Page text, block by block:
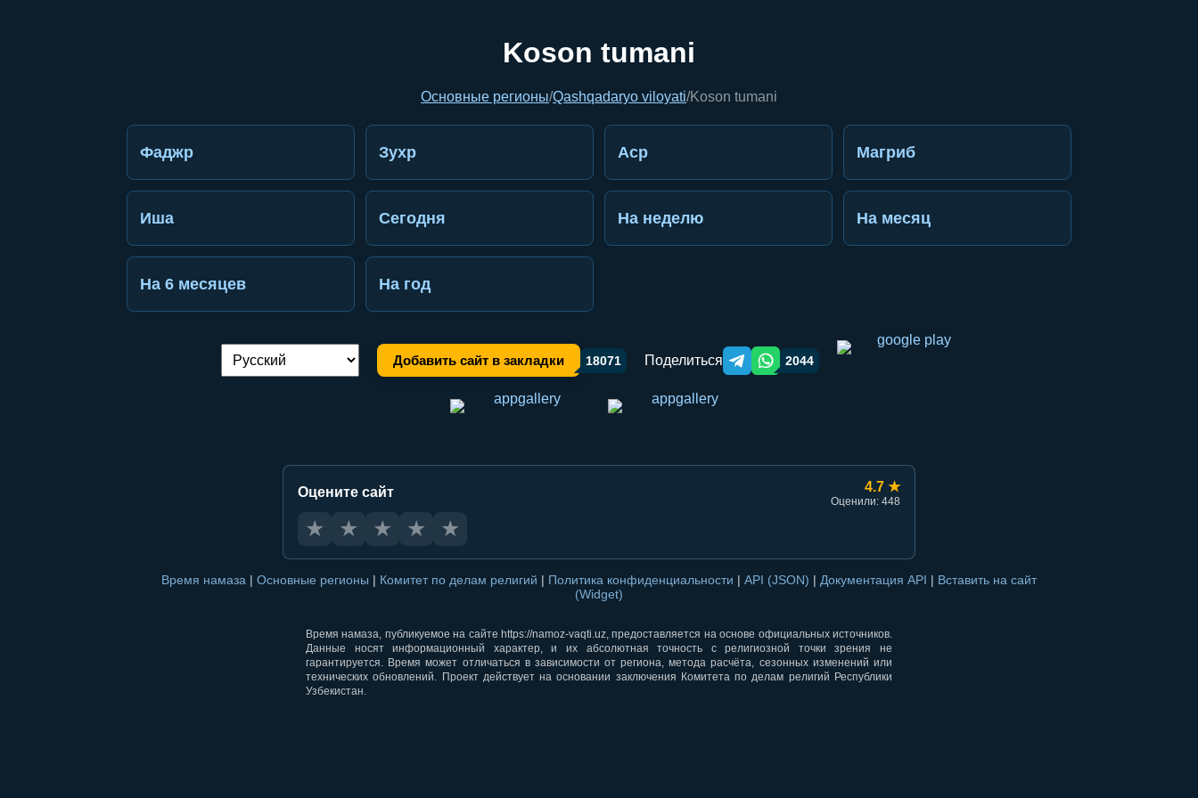
Koson tumani
Основные регионы/Qashqadaryo viloyati/Koson tumani
Фаджр Зухр Аср Магриб
Иша Сегодня На неделю На месяц
На 6 месяцев На год
Переключение языка: Добавить сайт в закладки 18071 Поделиться Telegram orqali ulashish
WhatsApp orqali ulashish
2044
Оцените сайт 4.7 ★
Оценили: 448
★ ★ ★ ★ ★
Время намаза | Основные регионы | Комитет по делам религий | Политика конфиденциальности | API (JSON) | Документация API | Вставить на сайт
(Widget)
Время намаза, публикуемое на сайте https://namoz-vaqti.uz, предоставляется на основе официальных источников.
Данные носят информационный характер, и их абсолютная точность с религиозной точки зрения не
гарантируется. Время может отличаться в зависимости от региона, метода расчёта, сезонных изменений или
технических обновлений. Проект действует на основании заключения Комитета по делам религий Республики
Узбекистан.